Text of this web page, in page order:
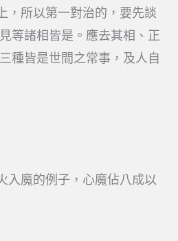
，所以第一對治的，要先談
等諸相皆是。應去其相、正
種皆是世間之常事，及人自
入魔的例子，心魔佔八成以